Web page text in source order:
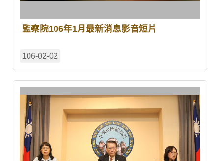
監察院106年1月最新消息影音短片
106-02-02